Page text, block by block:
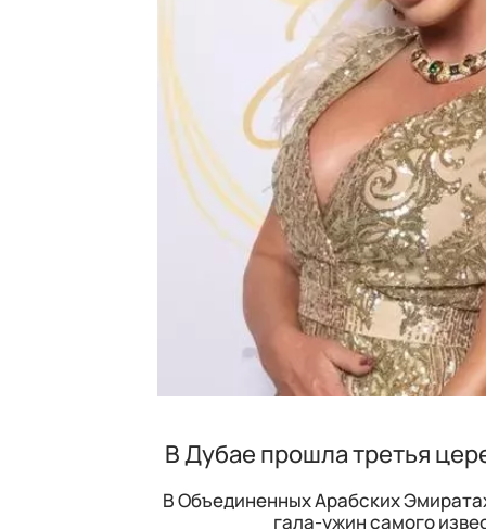
В Дубае прошла третья
В Объединенных Арабских
гала-ужин самого